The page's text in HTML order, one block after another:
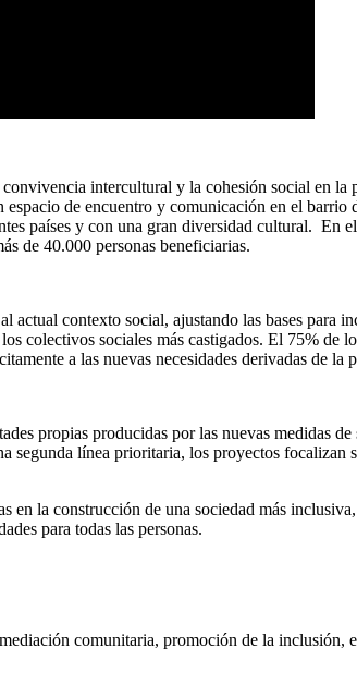
intercultural y la cohesión social en
de encuentro y comunicación en el barrio
países y con una gran diversidad cultural. En
de 40.000 personas beneficiarias.
contexto social, ajustando las bases para
colectivos sociales más castigados. El 75% de
a las nuevas necesidades derivadas de la
propias producidas por las nuevas medidas
segunda línea prioritaria, los proyectos
la construcción de una sociedad más
para todas las personas.
comunitaria, promoción de la